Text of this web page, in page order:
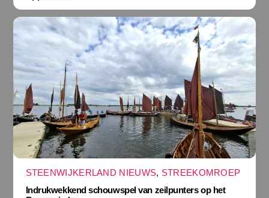
STEENWIJKERLAND NIEUWS, STREEKOMROEP
Indrukwekkend schouwspel van zeilpunters op het